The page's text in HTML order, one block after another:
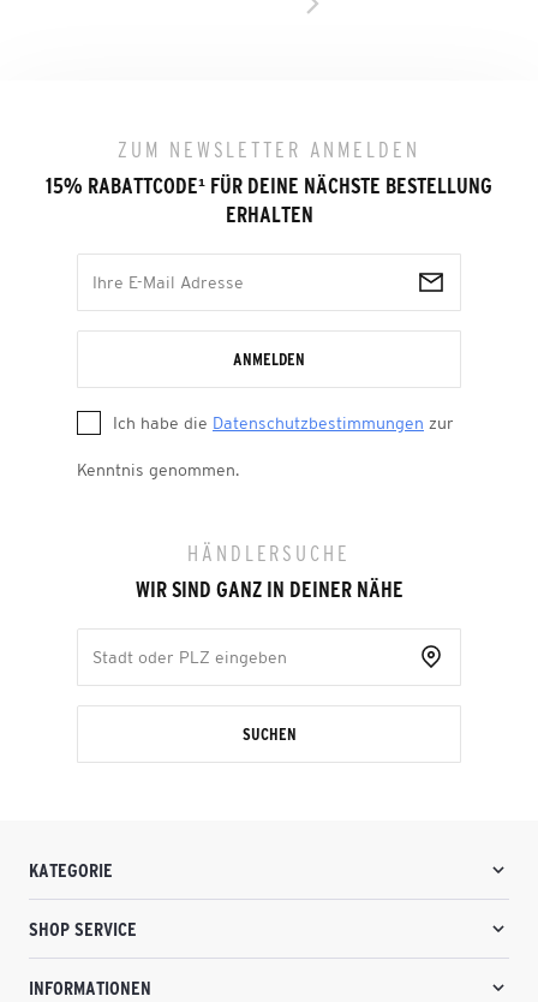
ZUM NEWSLETTER ANMELDEN
15% RABATTCODE¹ FÜR DEINE NÄCHSTE BESTELLUNG
ERHALTEN
ANMELDEN
Ich habe die Datenschutzbestimmungen zur
Kenntnis genommen.
HÄNDLERSUCHE
WIR SIND GANZ IN DEINER NÄHE
SUCHEN
KATEGORIE
SHOP SERVICE
INFORMATIONEN